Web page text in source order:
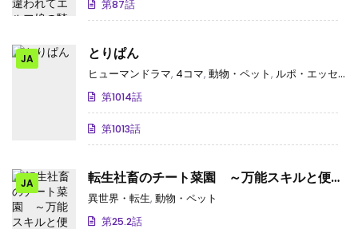
第87話
JA とりぱん
ヒューマンドラマ, 4コマ, 動物・ペット, ルポ・エッセイ
第1014話
第1013話
JA
転生社畜のチート菜園 ～万能スキルと便利
な使い魔妖精を駆使してたら、気づけば大陸
一の生産拠点ができていた～
異世界・転生, 動物・ペット
第25.2話